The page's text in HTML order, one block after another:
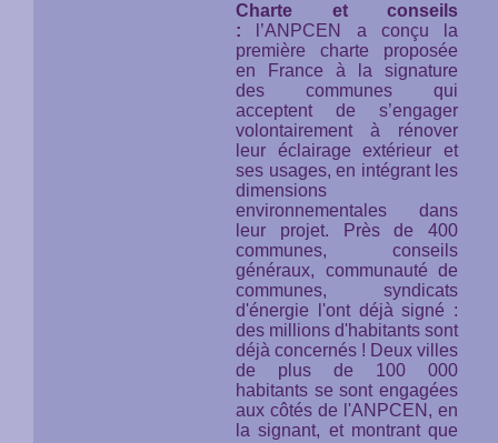
Charte et conseils
: l’ANPCEN a conçu la
première charte proposée
en France à la signature
des communes qui
acceptent de s’engager
volontairement à rénover
leur éclairage extérieur et
ses usages, en intégrant les
dimensions
environnementales dans
leur projet. Près de 400
communes, conseils
généraux, communauté de
communes, syndicats
d'énergie l'ont déjà signé :
des millions d'habitants sont
déjà concernés ! Deux villes
de plus de 100 000
habitants se sont engagées
aux côtés de l'ANPCEN, en
la signant, et montrant que